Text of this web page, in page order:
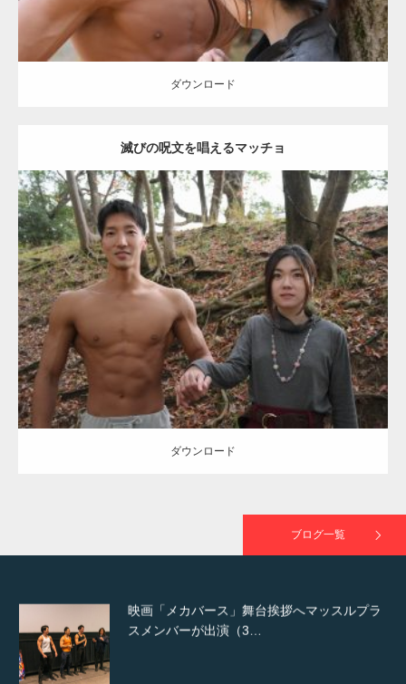
ダウンロード
滅びの呪文を唱えるマッチョ
Update:2021.07.8
Category:公園のマッチョ その他 AKIHITO(細マッチョ) 大胸筋 腹筋
ダウンロード
ダウンロード
ブログ一覧
【YouTube】マッチョフリー素材メンバーが
ギネス世界記録…
【TV】TBS番組「ひるおび」にてマッスルプ
ラスが紹介されま…
TOKYO FMラジオ番組「ONE MORNING」
で紹介さ…
NHK「所さん！事件ですよ」に取材されまし
た（6/8放送）
スメンバーが出演（3…